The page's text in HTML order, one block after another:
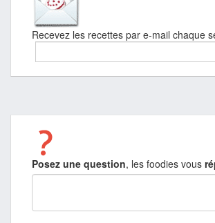
Recevez les recettes par e-mail chaque
Posez une question, les foodies vous